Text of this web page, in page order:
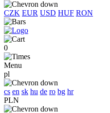
CZK EUR USD HUF RON
0
Menu
pl
cs en sk hu de ro bg hr
PLN